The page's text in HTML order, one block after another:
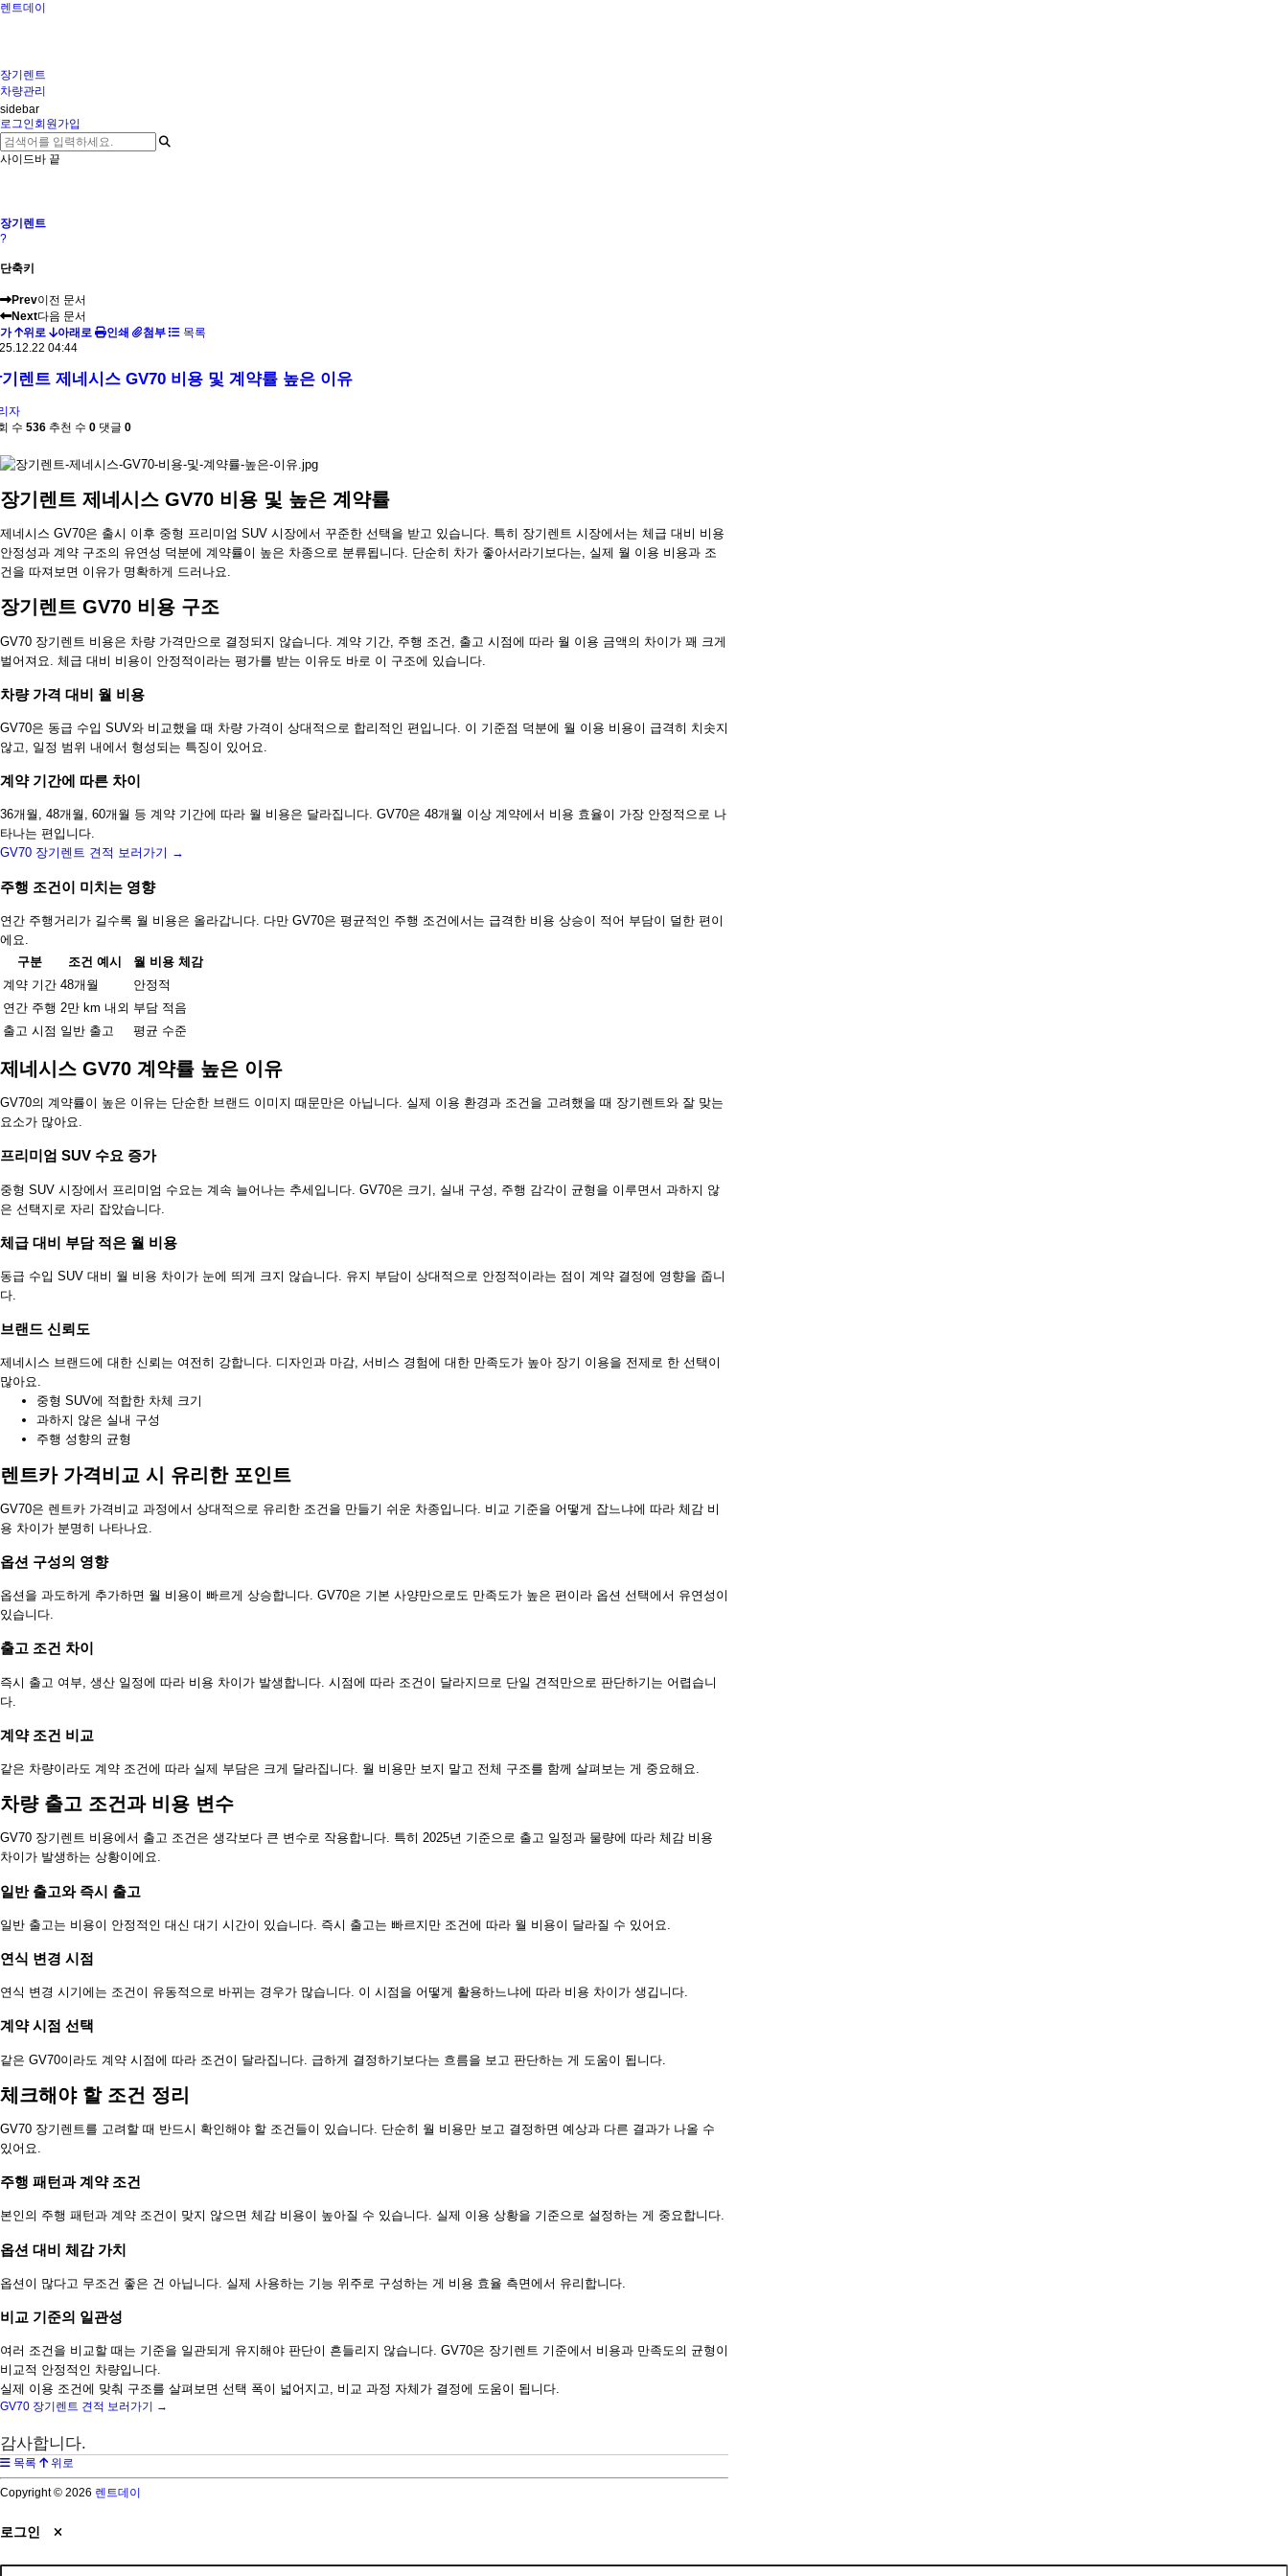
렌트데이
장기렌트
차량관리
sidebar
로그인회원가입
사이드바 끝
장기렌트
?
단축키
Prev이전 문서
Next다음 문서
가
위로 아래로 인쇄 첨부
목록
04:44
렌트 제네시스 GV70 비용 및 계약률 높은 이유
자
수 536 추천 수 0 댓글 0
장기렌트 제네시스 GV70 비용 및 높은 계약률
제네시스 GV70은 출시 이후 중형 프리미엄 SUV 시장에서 꾸준한 선택을 받고 있습니다. 특히 장기렌트 시장에서는 체급 대비 비용
안정성과 계약 구조의 유연성 덕분에 계약률이 높은 차종으로 분류됩니다. 단순히 차가 좋아서라기보다는, 실제 월 이용 비용과 조
건을 따져보면 이유가 명확하게 드러나요.
장기렌트 GV70 비용 구조
GV70 장기렌트 비용은 차량 가격만으로 결정되지 않습니다. 계약 기간, 주행 조건, 출고 시점에 따라 월 이용 금액의 차이가 꽤 크게
벌어져요. 체급 대비 비용이 안정적이라는 평가를 받는 이유도 바로 이 구조에 있습니다.
차량 가격 대비 월 비용
GV70은 동급 수입 SUV와 비교했을 때 차량 가격이 상대적으로 합리적인 편입니다. 이 기준점 덕분에 월 이용 비용이 급격히 치솟지
않고, 일정 범위 내에서 형성되는 특징이 있어요.
계약 기간에 따른 차이
36개월, 48개월, 60개월 등 계약 기간에 따라 월 비용은 달라집니다. GV70은 48개월 이상 계약에서 비용 효율이 가장 안정적으로 나
타나는 편입니다.
GV70 장기렌트 견적 보러가기 →
주행 조건이 미치는 영향
연간 주행거리가 길수록 월 비용은 올라갑니다. 다만 GV70은 평균적인 주행 조건에서는 급격한 비용 상승이 적어 부담이 덜한 편이
에요.
구분
조건 예시
월 비용 체감
계약 기간 48개월
안정적
연간 주행 2만 km 내외 부담 적음
출고 시점 일반 출고 평균 수준
제네시스 GV70 계약률 높은 이유
GV70의 계약률이 높은 이유는 단순한 브랜드 이미지 때문만은 아닙니다. 실제 이용 환경과 조건을 고려했을 때 장기렌트와 잘 맞는
요소가 많아요.
프리미엄 SUV 수요 증가
중형 SUV 시장에서 프리미엄 수요는 계속 늘어나는 추세입니다. GV70은 크기, 실내 구성, 주행 감각이 균형을 이루면서 과하지 않
은 선택지로 자리 잡았습니다.
체급 대비 부담 적은 월 비용
동급 수입 SUV 대비 월 비용 차이가 눈에 띄게 크지 않습니다. 유지 부담이 상대적으로 안정적이라는 점이 계약 결정에 영향을 줍니
다.
브랜드 신뢰도
제네시스 브랜드에 대한 신뢰는 여전히 강합니다. 디자인과 마감, 서비스 경험에 대한 만족도가 높아 장기 이용을 전제로 한 선택이
많아요.
중형 SUV에 적합한 차체 크기
과하지 않은 실내 구성
주행 성향의 균형
렌트카 가격비교 시 유리한 포인트
GV70은 렌트카 가격비교 과정에서 상대적으로 유리한 조건을 만들기 쉬운 차종입니다. 비교 기준을 어떻게 잡느냐에 따라 체감 비
용 차이가 분명히 나타나요.
옵션 구성의 영향
옵션을 과도하게 추가하면 월 비용이 빠르게 상승합니다. GV70은 기본 사양만으로도 만족도가 높은 편이라 옵션 선택에서 유연성이
있습니다.
출고 조건 차이
즉시 출고 여부, 생산 일정에 따라 비용 차이가 발생합니다. 시점에 따라 조건이 달라지므로 단일 견적만으로 판단하기는 어렵습니
다.
계약 조건 비교
같은 차량이라도 계약 조건에 따라 실제 부담은 크게 달라집니다. 월 비용만 보지 말고 전체 구조를 함께 살펴보는 게 중요해요.
차량 출고 조건과 비용 변수
GV70 장기렌트 비용에서 출고 조건은 생각보다 큰 변수로 작용합니다. 특히 2025년 기준으로 출고 일정과 물량에 따라 체감 비용
차이가 발생하는 상황이에요.
일반 출고와 즉시 출고
일반 출고는 비용이 안정적인 대신 대기 시간이 있습니다. 즉시 출고는 빠르지만 조건에 따라 월 비용이 달라질 수 있어요.
연식 변경 시점
연식 변경 시기에는 조건이 유동적으로 바뀌는 경우가 많습니다. 이 시점을 어떻게 활용하느냐에 따라 비용 차이가 생깁니다.
계약 시점 선택
같은 GV70이라도 계약 시점에 따라 조건이 달라집니다. 급하게 결정하기보다는 흐름을 보고 판단하는 게 도움이 됩니다.
체크해야 할 조건 정리
GV70 장기렌트를 고려할 때 반드시 확인해야 할 조건들이 있습니다. 단순히 월 비용만 보고 결정하면 예상과 다른 결과가 나올 수
있어요.
주행 패턴과 계약 조건
본인의 주행 패턴과 계약 조건이 맞지 않으면 체감 비용이 높아질 수 있습니다. 실제 이용 상황을 기준으로 설정하는 게 중요합니다.
옵션 대비 체감 가치
옵션이 많다고 무조건 좋은 건 아닙니다. 실제 사용하는 기능 위주로 구성하는 게 비용 효율 측면에서 유리합니다.
비교 기준의 일관성
여러 조건을 비교할 때는 기준을 일관되게 유지해야 판단이 흔들리지 않습니다. GV70은 장기렌트 기준에서 비용과 만족도의 균형이
비교적 안정적인 차량입니다.
실제 이용 조건에 맞춰 구조를 살펴보면 선택 폭이 넓어지고, 비교 과정 자체가 결정에 도움이 됩니다.
GV70 장기렌트 견적 보러가기 →
감사합니다.
목록 위로
Copyright © 2026 렌트데이
로그인